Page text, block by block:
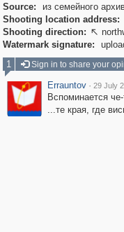
Source:
из семейного
Shooting location address:
Shooting direction: 
Watermark signature:
1
Sign in to share your
Errauntov · 29 July
Вспоминается
...те края, где